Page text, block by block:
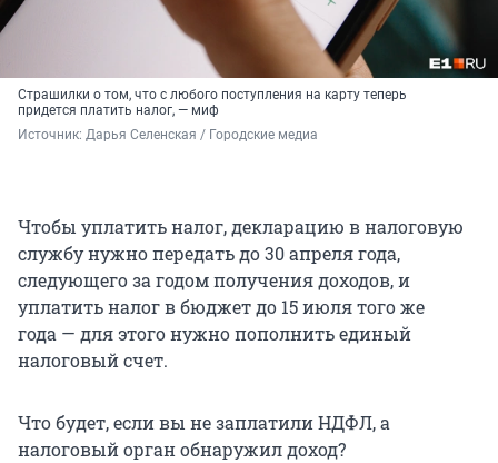
Страшилки о том, что с любого поступления на карту теперь
придется платить налог, — миф
Источник: Дарья Селенская / Городские медиа
Чтобы уплатить налог, декларацию в налоговую
службу нужно передать до30 апрелягода,
следующего за годом получения доходов, и
уплатить налог в бюджет до 15 июлятого же
года — для этого нужно пополнить единый
налоговый счет.
Что будет, если вы не заплатили НДФЛ, а
налоговый орган обнаружил доход?